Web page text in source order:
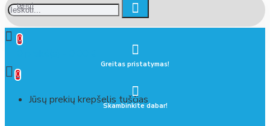
0
0
Jūsų prekių krepšelis tuščias
tenu)
Greitas pristatymas!
Skambinkite dabar!